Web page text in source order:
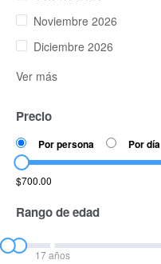
Noviembre 2026
Diciembre 2026
Ver más
Precio
Por persona Por día
$700.00
Rango de edad
17 años